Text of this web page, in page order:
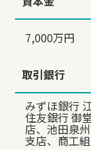
7,000万円
取引銀行
みずほ銀行
住友銀行 御
店、池田泉
支店、商工